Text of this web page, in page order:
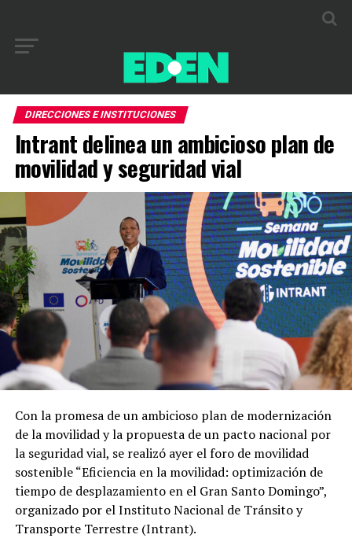
DIRECCIONES E INSTITUCIONES
Intrant delinea un ambicioso plan de
movilidad y seguridad vial
Con la promesa de un ambicioso plan de modernización
de la movilidad y la propuesta de un pacto nacional por
la seguridad vial, se realizó ayer el foro de movilidad
sostenible “Eficiencia en la movilidad: optimización de
tiempo de desplazamiento en el Gran Santo Domingo”,
organizado por el Instituto Nacional de Tránsito y
Transporte Terrestre (Intrant).